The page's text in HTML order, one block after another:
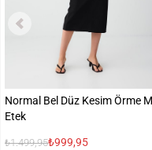
Normal Bel Düz Kesim Örme
Etek
₺1.499,95₺999,95